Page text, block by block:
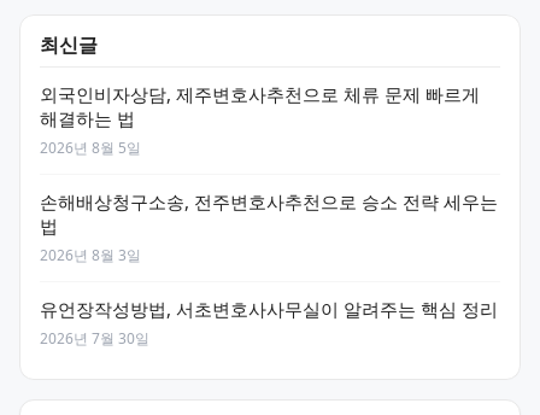
최신글
외국인비자상담, 제주변호사추천으로 체류 문제 빠르게
해결하는 법
2026년 8월 5일
손해배상청구소송, 전주변호사추천으로 승소 전략 세우는
법
2026년 8월 3일
유언장작성방법, 서초변호사사무실이 알려주는 핵심 정리
2026년 7월 30일